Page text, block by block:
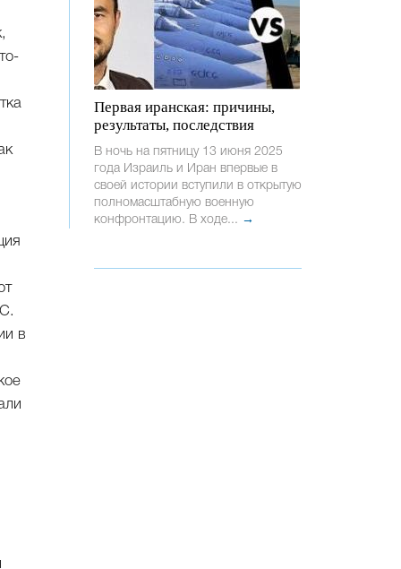
в
Первая иранская: причины,
результаты, последствия
В ночь на пятницу 13 июня 2025
года Израиль и Иран впервые в
своей истории вступили в открытую
полномасштабную военную
конфронтацию. В ходе... →